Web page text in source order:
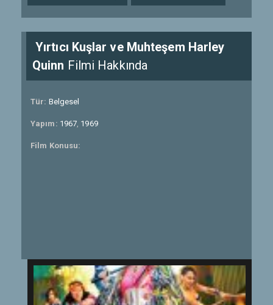
Yırtıcı Kuşlar ve Muhteşem Harley
Quinn Filmi Hakkında
Tür: Belgesel
Yapım: 1967, 1969
Film Konusu: